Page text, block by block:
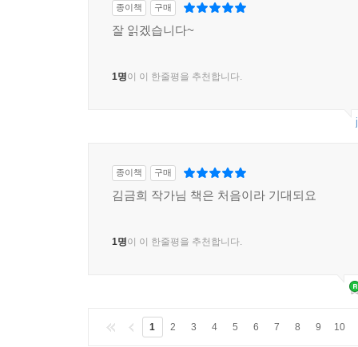
종이책 구매
잘 읽겠습니다~
1명이 이 한줄평을 추천합니다.
종이책 구매
김금희 작가님 책은 처음이라 기대되요
1명이 이 한줄평을 추천합니다.
1 2 3 4 5 6 7 8 9 10